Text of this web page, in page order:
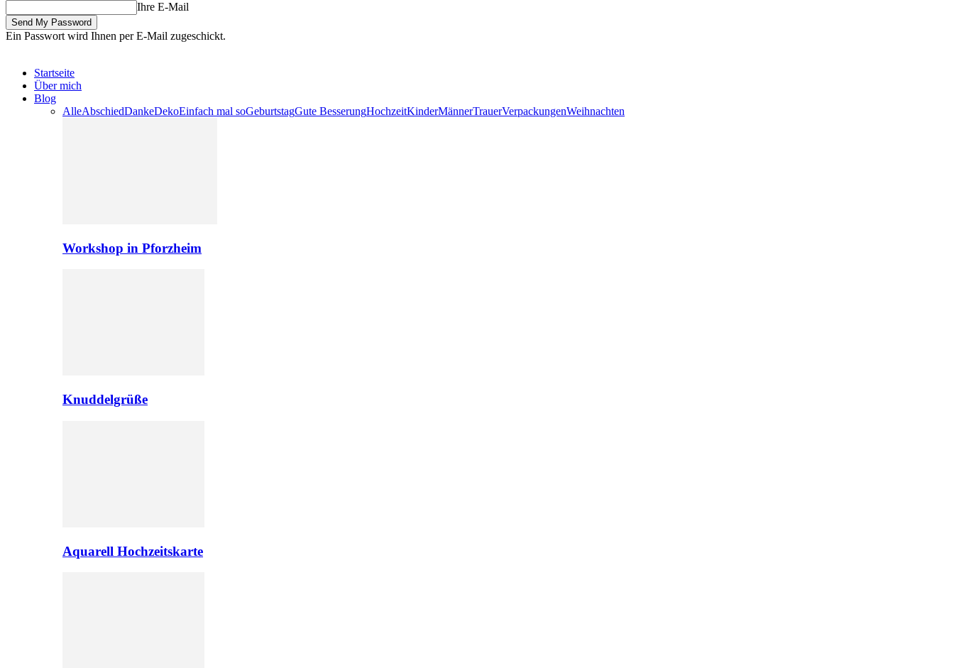
Ihre E-Mail
Ein Passwort wird Ihnen per E-Mail zugeschickt.
Startseite
Über mich
Blog
AlleAbschiedDankeDekoEinfach mal soGeburtstagGute BesserungHochzeitKinderMännerTrauerVerpackungenWeihnachten
Workshop in Pforzheim
Knuddelgrüße
Aquarell Hochzeitskarte